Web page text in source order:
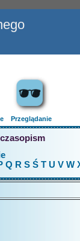
Przeglądanie
Q R S Ś T U V W